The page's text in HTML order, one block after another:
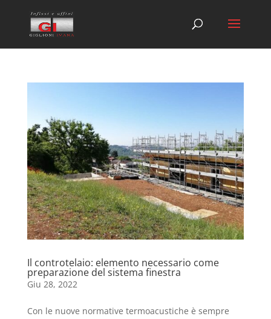
Il controtelaio: elemento necessario come
preparazione del sistema finestra
Giu 28, 2022
Con le nuove normative termoacustiche è sempre